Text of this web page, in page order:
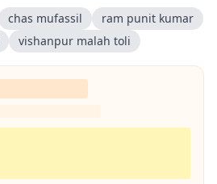
chas mufassil
ram punit kumar
vishanpur malah toli